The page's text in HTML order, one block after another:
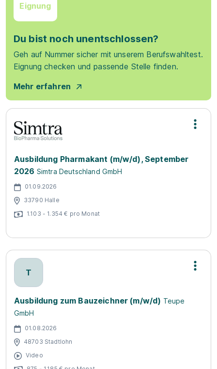
Eignung
Du bist noch unentschlossen?
Geh auf Nummer sicher mit unserem Berufswahltest.
Eignung checken und passende Stelle finden.
Mehr erfahren
Ausbildung Pharmakant (m/w/d), September
2026 Simtra Deutschland GmbH
01.09.2026
33790 Halle
1.103 - 1.354 € pro Monat
T
Ausbildung zum Bauzeichner (m/w/d) Teupe
GmbH
01.08.2026
48703 Stadtlohn
Video